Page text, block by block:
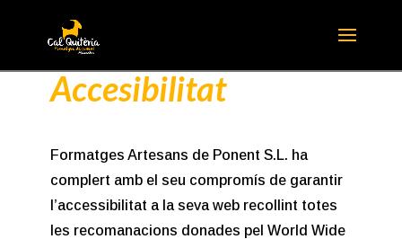
Accesibilitat
Formatges Artesans de Ponent S.L. ha
complert amb el seu compromís de garantir
l’accessibilitat a la seva web recollint totes
les recomanacions donades pel World Wide